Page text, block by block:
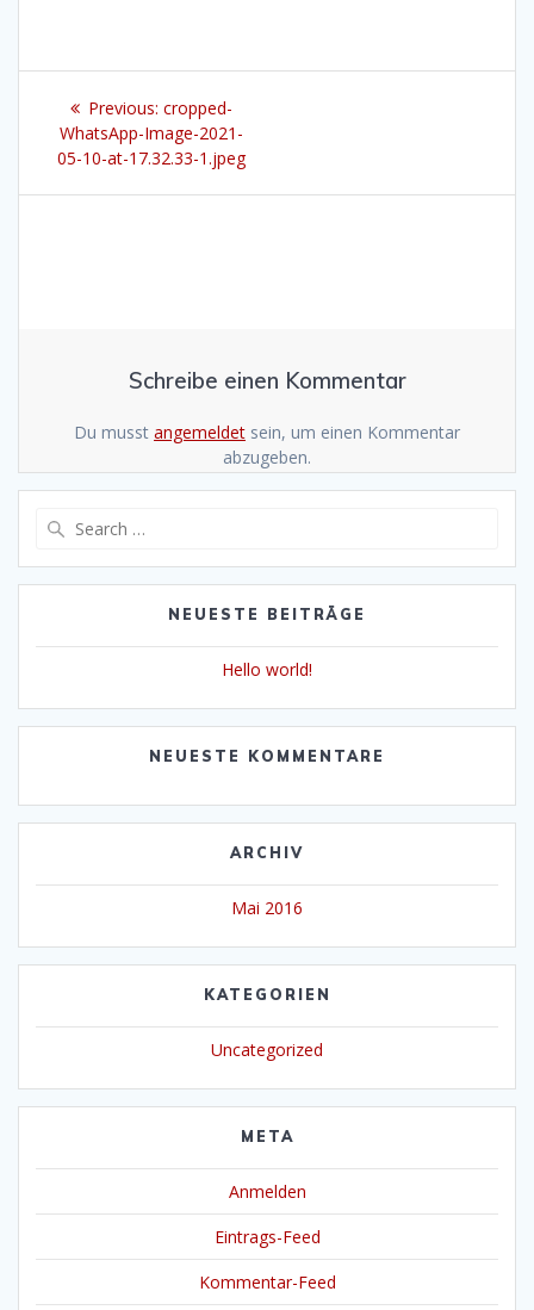
Beitragsnavigation
Previous: Previous
post:
cropped-
WhatsApp-Image-2021-
05-10-at-17.32.33-1.jpeg
Schreibe einen Kommentar
Du musst angemeldet sein, um einen Kommentar
abzugeben.
NEUESTE BEITRÄGE
Hello world!
NEUESTE KOMMENTARE
ARCHIV
Mai 2016
KATEGORIEN
Uncategorized
META
Anmelden
Eintrags-Feed
Kommentar-Feed